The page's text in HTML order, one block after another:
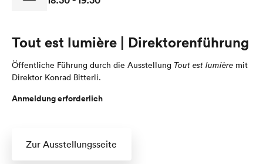
Tout est lumière | Direktorenführung
Öffentliche Führung durch die Ausstellung Tout est lumière mit
Direktor Konrad Bitterli.
Anmeldung erforderlich
Zur Ausstellungsseite